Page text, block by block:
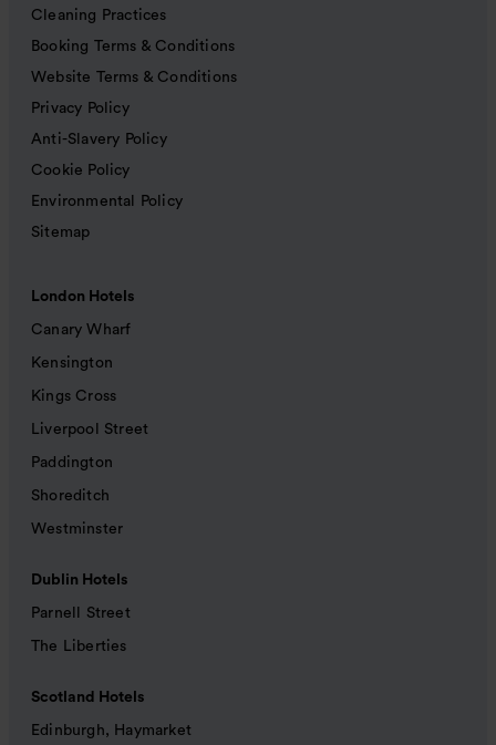
Cleaning Practices
Booking Terms & Conditions
Website Terms & Conditions
Privacy Policy
Anti-Slavery Policy
Cookie Policy
Environmental Policy
Sitemap
London Hotels
Canary Wharf
Kensington
Kings Cross
Liverpool Street
Paddington
Shoreditch
Westminster
Dublin Hotels
Parnell Street
The Liberties
Scotland Hotels
Edinburgh, Haymarket